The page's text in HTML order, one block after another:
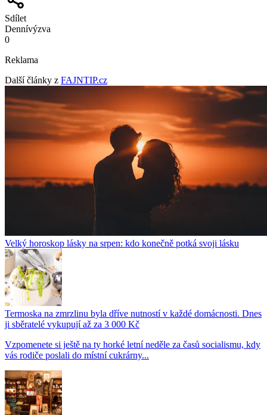
Sdílet
Dennívýzva
0
Reklama
Další články z FAJNTIP.cz
Velký horoskop lásky na srpen: kdo konečně potká svoji lásku
Termoska na zmrzlinu byla dříve nutností v každé domácnosti. Dnes
ji sběratelé vykupují až za 3 000 Kč
Vzpomenete si ještě na ty horké letní neděle za časů socialismu, kdy
vás rodiče poslali do místní cukrárny...